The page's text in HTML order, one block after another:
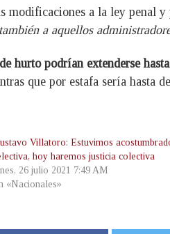
modificaciones a la ley penal
a aquellos
hurto podrían extenderse
que por estafa sería hasta
Villatoro: Estuvimos
hoy haremos justicia colectiva
26 julio 2021 7:49 AM
«Nacionales»